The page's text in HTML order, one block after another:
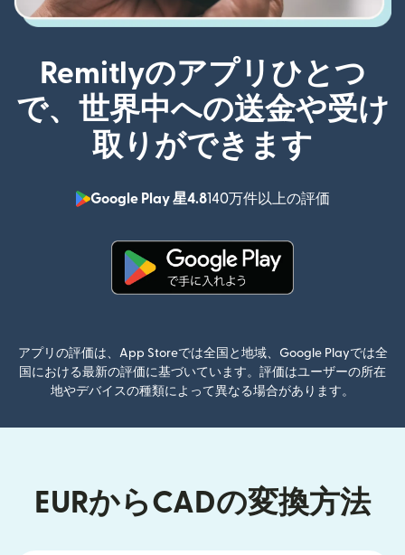
Remitlyのアプリひとつ
で、世界中への送金や受け
取りができます
Google Play 星4.8140万件以上の評価
（別ウィン
アプリの評価は、App Storeでは全国と地域、Google Playでは全
国における最新の評価に基づいています。評価はユーザーの所在
地やデバイスの種類によって異なる場合があります。
EURからCADの変換方法